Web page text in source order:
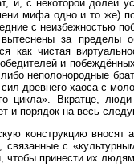
и, с некоторой долей
мифа одно и то же)
с неизбежностью
за пределы
как чистая
и
неполонородные
древнего хаоса с
цикла». Вкратце,
и порядок на весь
конструкцию
с
чтобы принести их людям.